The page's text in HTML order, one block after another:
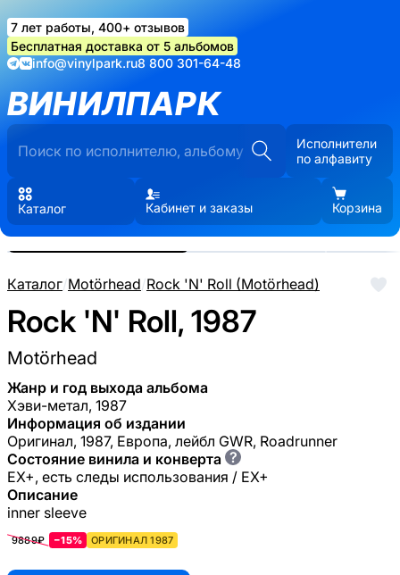
7 лет работы, 400+ отзывов
Бесплатная доставка от 5 альбомов
info@vinylpark.ru8 800 301-64-48
ВИНИЛПАРК
Исполнители
по алфавиту
Каталог Кабинет и заказы Корзина
Каталог/Motörhead/Rock 'N' Roll (Motörhead)
Rock 'N' Roll, 1987
Motörhead
Жанр и год выхода альбома
Хэви-метал, 1987
Информация об издании
Оригинал, 1987, Европа, лейбл GWR, Roadrunner
Состояние винила и конверта ?
EX+, есть следы использования / EX+
Описание
inner sleeve
9889₽ −15% ОРИГИНАЛ 1987
Реальные фото пластинки.
Нажмите, чтобы увеличить